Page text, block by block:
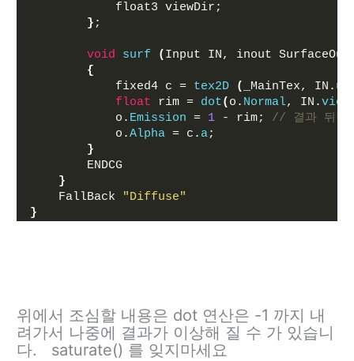
            float3 viewDir;
} ;
void surf ( Input IN, inout
{
            fixed4 c =
tex2D ( _MainTex, IN.
float rim = dot( o. Normal, IN.
            o.
Emission = 1 - rim; // 결과 뒤집
            o.
Alpha = c. a;
}
        ENDCG
}
    FallBack
"Diffuse"
}
위에서 조심할 내용은 dot 연산은 -1 까지 내
려가서 나중에 결과가 이상해 질 수 가 있습니
다. saturate() 를 잊지마세요